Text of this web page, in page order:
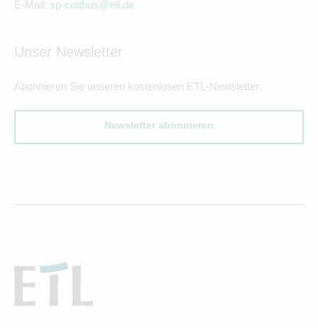
E-Mail: sp-cottbus@etl.de
Unser Newsletter
Abonnieren Sie unseren kostenlosen ETL-Newsletter.
Newsletter abonnieren